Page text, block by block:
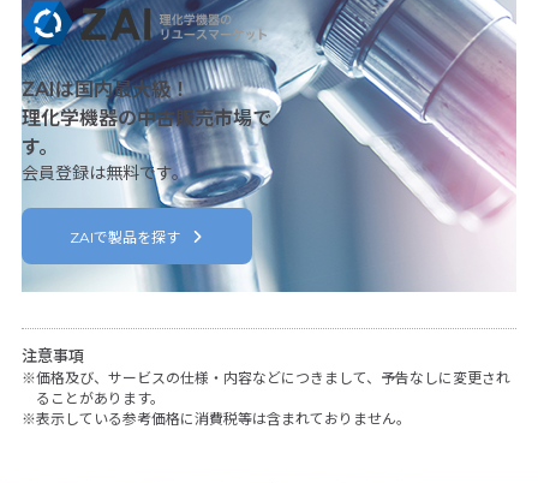
ZAIは国内最大級！
理化学機器の中古販売市場で
す。
会員登録は無料です。
ZAIで製品を探す
注意事項
価格及び、サービスの仕様・内容などにつきまして、予告なしに変更され
ることがあります。
表示している参考価格に消費税等は含まれておりません。